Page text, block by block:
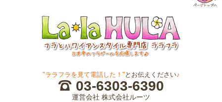
"ララフラを見て電話した！" とお伝えください♪
03-6303-6390
運営会社 株式会社ルーツ